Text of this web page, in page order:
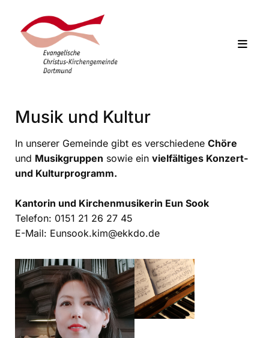
Musik und Kultur
In unserer Gemeinde gibt es verschiedene Chöre
und Musikgruppen sowie ein vielfältiges Konzert-
und Kulturprogramm.
Kantorin und Kirchenmusikerin Eun Sook
Telefon: 0151 21 26 27 45
E-Mail: Eunsook.kim@ekkdo.de